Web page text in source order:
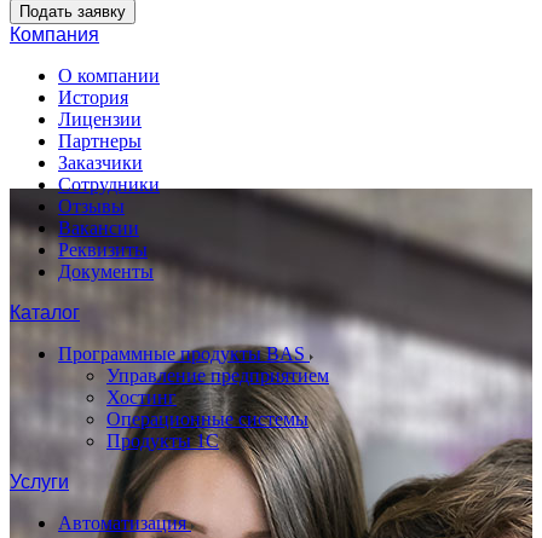
Подать заявку
Компания
О компании
История
Лицензии
Партнеры
Заказчики
Сотрудники
Отзывы
Вакансии
Реквизиты
Документы
Каталог
Программные продукты BAS
Управление предприятием
Хостинг
Операционные системы
Продукты 1С
Услуги
Автоматизация